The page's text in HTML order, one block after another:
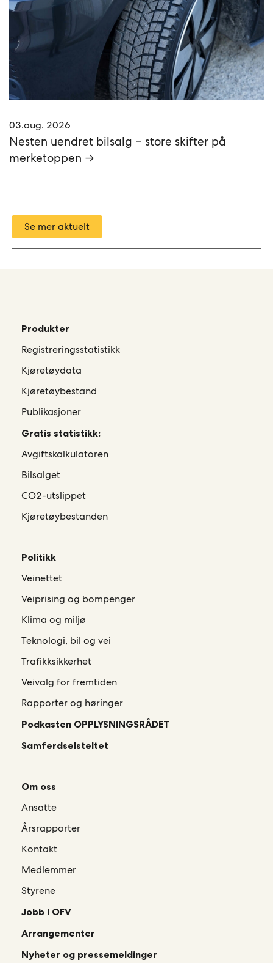
03.aug. 2026
Nesten uendret bilsalg – store skifter på
merketoppen →
Se mer aktuelt
Produkter
Registreringsstatistikk
Kjøretøydata
Kjøretøybestand
Publikasjoner
Gratis statistikk:
Avgiftskalkulatoren
Bilsalget
CO2-utslippet
Kjøretøybestanden
Politikk
Veinettet
Veiprising og bompenger
Klima og miljø
Teknologi, bil og vei
Trafikksikkerhet
Veivalg for fremtiden
Rapporter og høringer
Podkasten OPPLYSNINGSRÅDET
Samferdselsteltet
Om oss
Ansatte
Årsrapporter
Kontakt
Medlemmer
Styrene
Jobb i OFV
Arrangementer
Nyheter og pressemeldinger